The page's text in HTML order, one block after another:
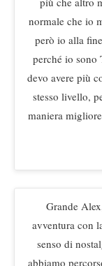
normale che io
però io alla
perché io sono
devo avere più
stesso livello,
maniera
Grande
avventura con
senso di
abbiamo